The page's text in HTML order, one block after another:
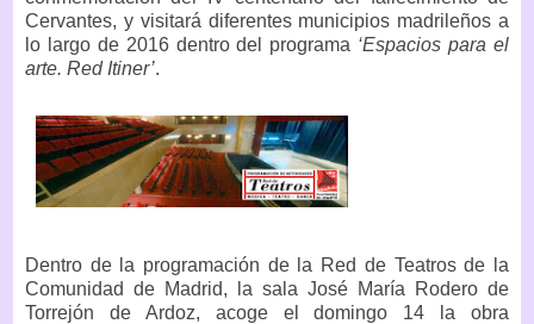
Cervantes, y visitará diferentes municipios madrileños a
lo largo de 2016 dentro del programa ‘Espacios para el
arte. Red Itiner’.
Dentro de la programación de la Red de Teatros de la
Comunidad de Madrid, la sala José María Rodero de
Torrejón de Ardoz, acoge el domingo 14 la obra